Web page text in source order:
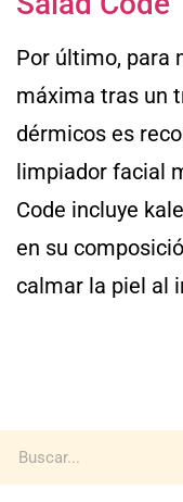
Por último, para
máxima tras un
dérmicos es
limpiador facial
Code incluye
en su
calmar la piel al